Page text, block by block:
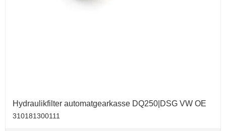
Hydraulikfilter automatgearkasse DQ250|DSG VW OE
310181300111